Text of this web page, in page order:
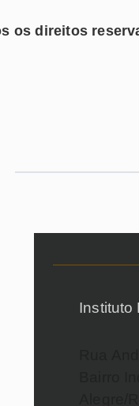
os direitos
Instituto